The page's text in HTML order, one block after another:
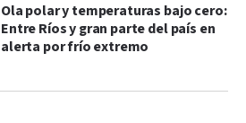
Ola polar y temperaturas bajo cero:
Entre Ríos y gran parte del país en
alerta por frío extremo